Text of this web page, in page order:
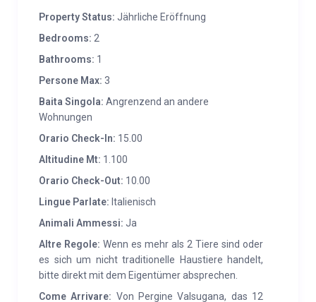
Hauptstadt des Trentino entfernt.
EIGENSCHAFTEN:
ersten Stock bestehend aus einem Wohnzimmer
Badezimmer mit Badewanne/Dusche und
Waschmaschine. Möglichkeit für zusätzliche
Betten.
Property Status: Jährliche Eröffnung
Bedrooms: 2
Bathrooms: 1
Persone Max: 3
Baita Singola: Angrenzend an andere
Wohnungen
Orario Check-In: 15.00
Altitudine Mt: 1.100
Orario Check-Out: 10.00
Lingue Parlate: Italienisch
Animali Ammessi: Ja
Altre Regole: Wenn es mehr als 2 Tiere sind oder
es sich um nicht traditionelle Haustiere handelt,
bitte direkt mit dem Eigentümer absprechen.
Come Arrivare: Von Pergine Valsugana, das 12